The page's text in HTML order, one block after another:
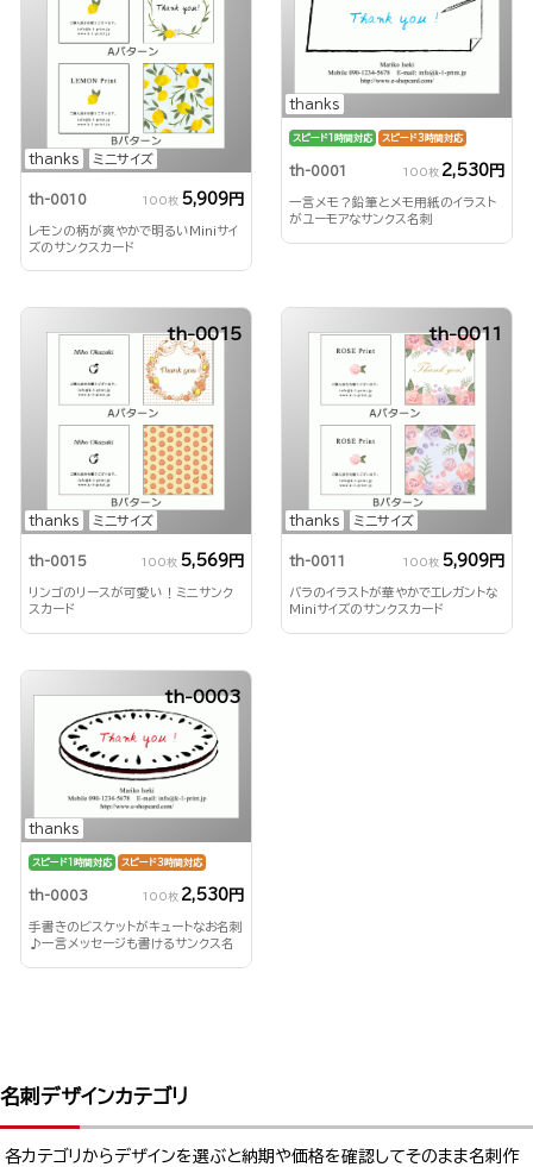
thanks ミニサイズ
th-0010 100枚 5,909円
レモンの柄が爽やかで明るいMiniサイ
ズのサンクスカード
thanks
スピード1時間対応 スピード3時間対応
th-0001 100枚 2,530円
一言メモ？鉛筆とメモ用紙のイラスト
がユーモアなサンクス名刺
thanks ミニサイズ
th-0015
th-0015 100枚 5,569円
リンゴのリースが可愛い！ミニサンク
スカード
thanks ミニサイズ
th-0011
th-0011 100枚 5,909円
バラのイラストが華やかでエレガントな
Miniサイズのサンクスカード
thanks
th-0003
スピード1時間対応 スピード3時間対応
th-0003 100枚 2,530円
手書きのビスケットがキュートなお名刺
♪一言メッセージも書けるサンクス名
名刺デザインカテゴリ
各カテゴリからデザインを選ぶと納期や価格を確認してそのまま名刺作